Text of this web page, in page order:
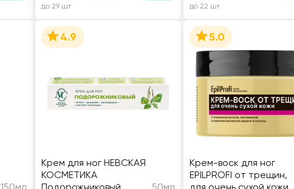
до 29 шт до 22 шт
4.9
Крем для ног НЕВСКАЯ
КОСМЕТИКА
5.0
Крем-воск для ног
EPILPROFI от трещин,